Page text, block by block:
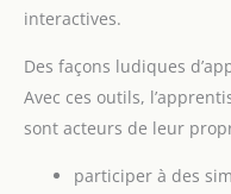
interactives.
Des façons ludiques
Avec ces outils,
sont acteurs de leur
participer à des